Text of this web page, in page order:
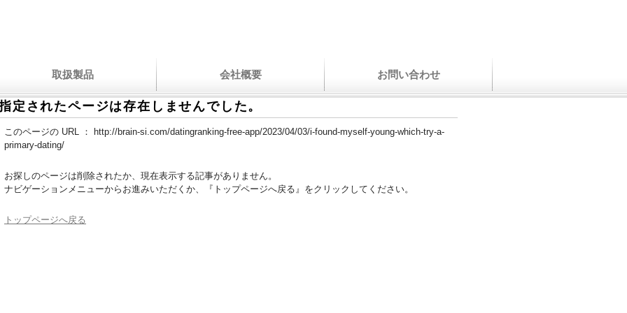
取扱製品 会社概要 お問い合わせ
定されたページは存在しませんでした。
このページの URL ：
http://brain-si.com/datingranking-free-app/2023/04/03/i-found-myself-young-which-try-a-
primary-dating/
お探しのページは削除されたか、現在表示する記事がありません。
ナビゲーションメニューからお進みいただくか、『トップページへ戻る』をクリックしてください。
トップページへ戻る